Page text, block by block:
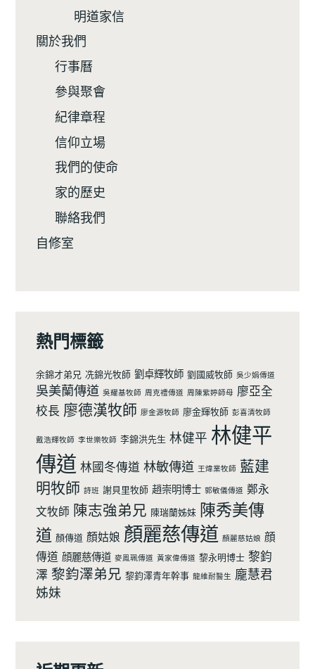
明道家信
關於我們
行事曆
參與聚會
紀律章程
信仰立場
我們的使命
家的歷史
聯絡我們
自修室
熱門標籤
余錦才弟兄 冼錦光牧師 劉卓輝牧師 劉國威牧師 吳少娟傳道
吳美蘭傳道 吳耀基牧師 周克禮傳道 周陳紫婷師母 廖亞全
校長 廖德漢牧師 廖金源牧師 廖金輝牧師 彭喜清牧師
戴浩輝牧師 李世樂牧師 李錦洪先生 林健平 林健平
傳道 林國冬傳道 林敏傳道 王煒業牧師 藍建
明牧師 詩班 謝貝里牧師 趙崇明博士 郭敏儀傳道 鄭永
文牧師 陳志強弟兄 陳瑞蘭姊妹 陳秀美傳
道 顏傳道 顏姑娘 顏麗慈傳道 顏麗慈姑娘 顔
傳道 顔麗慈傳道 麥鳯珮傳道 黃家偉傳道 黎永明博士 黎鈞
澤 黎鈞澤弟兄 黎鈞澤青年幹事 龍維耐醫生 龐慧君
姊妹